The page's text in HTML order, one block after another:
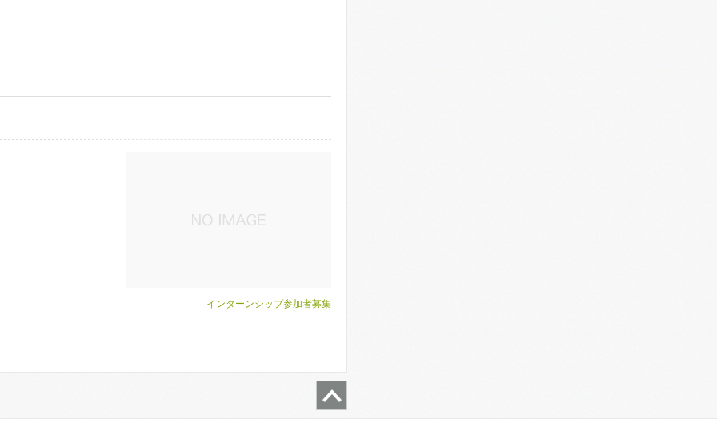
インターンシップ参加者募集